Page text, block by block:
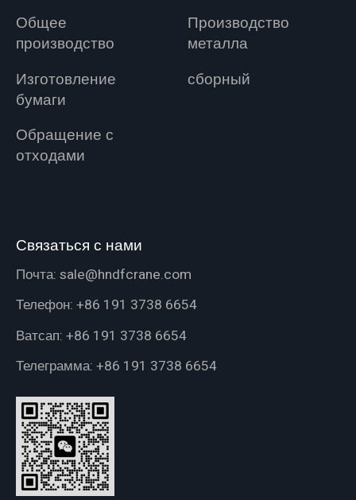
Общее
производство
Производство
металла
Изготовление
бумаги
сборный
Обращение с
отходами
Связаться с нами
Почта: sale@hndfcrane.com
Телефон: +86 191 3738 6654
Ватсап: +86 191 3738 6654
Телеграмма: +86 191 3738 6654